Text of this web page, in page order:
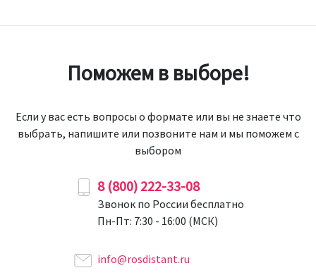
Поможем в выборе!
Если у вас есть вопросы о формате или вы не знаете что
выбрать, напишите или позвоните нам и мы поможем с
выбором
8 (800) 222-33-08
Звонок по России бесплатно
Пн-Пт: 7:30 - 16:00 (МСК)
info@rosdistant.ru